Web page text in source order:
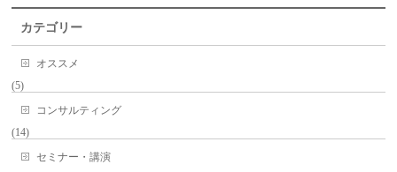
カテゴリー
オススメ
(5)
コンサルティング
(14)
セミナー・講演